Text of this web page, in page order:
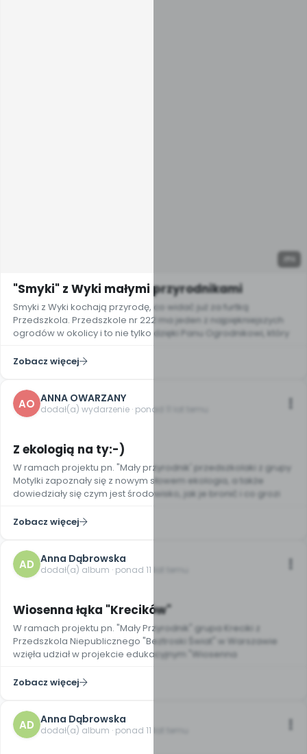
"Smyki" z Wyki małymi przyrodnikami
Smyki z Wyki kochają przyrodę, co widać już za furtką
Przedszkola. Przedszkole nr 222 ma jeden z najpiękniejszych
ogrodów w okolicy i to nie tylko dzięki Panu Ogrodnikowi, który
Zobacz więcej
AO ANNA OWARZANY
dodał(a) wydarzenie · ponad 11 lat temu
Z ekologią na ty:-)
W ramach projektu pn. "Mały przyrodnik' przedszkolaki z grupy
Motylki zapoznały się z nowym słowem ekologia, a także
dowiedziały się czym jest środowisko, jak je bronić i co grozi
Zobacz więcej
AD Anna Dąbrowska
dodał(a) album · ponad 11 lat temu
Wiosenna łąka "Krecików"
W ramach projektu pn. "Mały Przyrodnik" grupa Kreciki z
Przedszkola Niepublicznego "Beztroski Świat" w Warszawie
wzięła udział w projekcie edukacyjnym "Wiosenna
Zobacz więcej
AD Anna Dąbrowska
dodał(a) album · ponad 11 lat temu